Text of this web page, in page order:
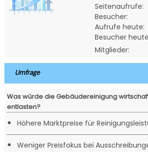
Seitenaufrufe:
Besucher:
Aufrufe heute:
Besucher
Mitglieder:
Umfrage
Was würde die Gebäudereinigung
entlasten?
• Höhere Marktpreise für
• Weniger Preisfokus bei